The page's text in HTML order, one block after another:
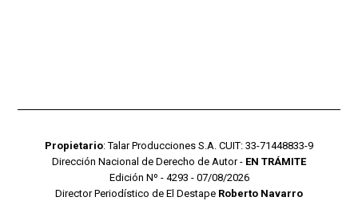
Propietario: Talar Producciones S.A. CUIT: 33-71448833-9
Dirección Nacional de Derecho de Autor - EN TRÁMITE
Edición Nº - 4293 - 07/08/2026
Director Periodístico de El Destape Roberto Navarro